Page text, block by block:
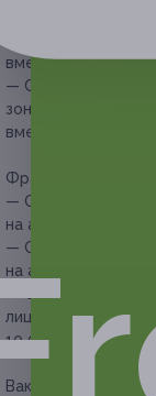
вместо 2400 руб.)
— Скидка 60% на 5
зоны шеи и
вместо 4000 руб.)
Фракционная
— Скидка 51% на 1
на аппарате
— Скидка 53% на 3
на аппарате
лица на аппарате
10 000 руб.)
Вакуумный